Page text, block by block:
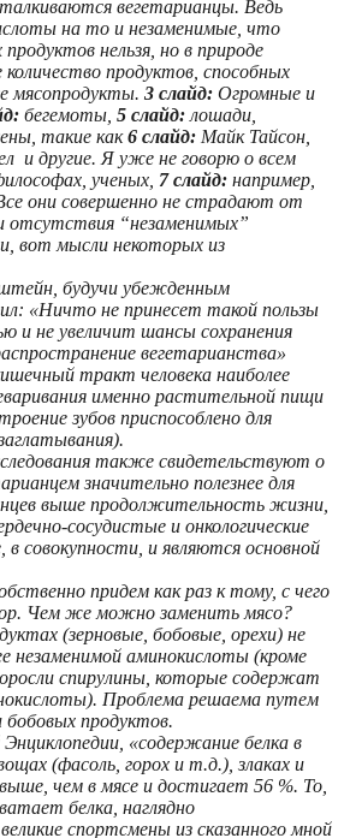
вегетарианцы. Ведь
на то и незаменимые, что
нельзя, но в природе
продуктов, способных
мясопродукты. 3 слайд: Огромные и
бегемоты, 5 слайд: лошади,
такие как6 слайд: Майк Тайсон,
и другие. Я уже не говорю о всем
ученых, 7 слайд: например,
они совершенно не страдают от
отсутствия “незаменимых”
вот мысли некоторых из
будучи убежденным
«Ничто не принесет такой пользы
и не увеличит шансы сохранения
вегетарианства»
тракт человека наиболее
именно растительной пищи
зубов приспособлено для
также свидетельствуют о
значительно полезнее для
выше продолжительность жизни,
сосудистые и онкологические
в совокупности, и являются основной
придем как раз к тому, с чего
Чем же можно заменить мясо?
(зерновые, бобовые, орехи) не
незаменимой аминокислоты (кроме
спирулины, которые содержат
Проблема решаема путем
бобовых продуктов.
«содержание белка в
(фасоль, горох и т.д.), злаках и
чем в мясе и достигает 56 %. То,
белка, наглядно
спортсмены из сказанного мной